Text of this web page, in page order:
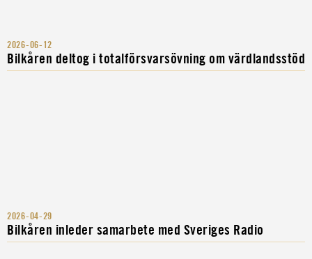
2026-06-12
Bilkåren deltog i totalförsvarsövning om värdlandsstöd
2026-04-29
Bilkåren inleder samarbete med Sveriges Radio